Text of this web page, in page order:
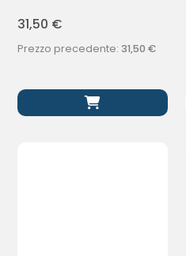
31,50 €
Prezzo precedente: 31,50 €